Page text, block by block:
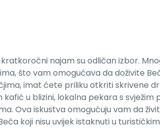
najam su odličan izbor.
što vam omogućava da doživite
imat ćete priliku otkriti skrivene
u blizini, lokalna pekara s svježim
Ova iskustva omogućuju vam da
koji nisu uvijek istaknuti u